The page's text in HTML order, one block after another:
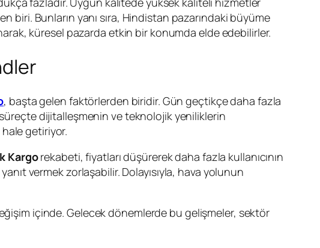
Bunların yanı sıra, Hindistan pazarındaki büyüme
küresel pazarda etkin bir konumda elde edebilirler.
, başta gelen faktörlerden biridir. Gün geçtikçe daha fazla
dijitalleşmenin ve teknolojik yeniliklerin
getiriyor.
Kargorekabeti, fiyatları düşürerek daha fazla kullanıcının
vermek zorlaşabilir. Dolayısıyla, hava yolunun
içinde. Gelecek dönemlerde bu gelişmeler, sektör